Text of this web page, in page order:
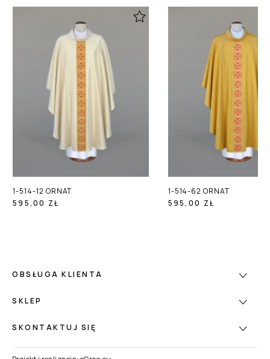
1-514-12 ORNAT
595,00 ZŁ
1-514-62 ORNAT
595,00 ZŁ
OBSŁUGA KLIENTA
SKLEP
SKONTAKTUJ SIĘ